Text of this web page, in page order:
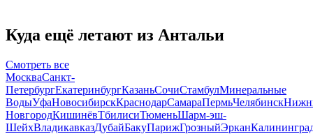
Куда ещё летают из Антальи
Смотреть все
МоскваСанкт-
ПетербургЕкатеринбургКазаньСочиСтамбулМинеральные
ВодыУфаНовосибирскКраснодарСамараПермьЧелябинск
НовгородКишинёвТбилисиТюменьШарм-эш-
ШейхВладикавказДубайБакуПарижГрозныйЭркан